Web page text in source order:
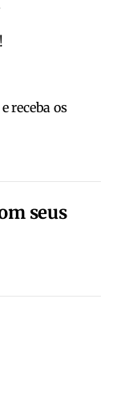
receba os
seus